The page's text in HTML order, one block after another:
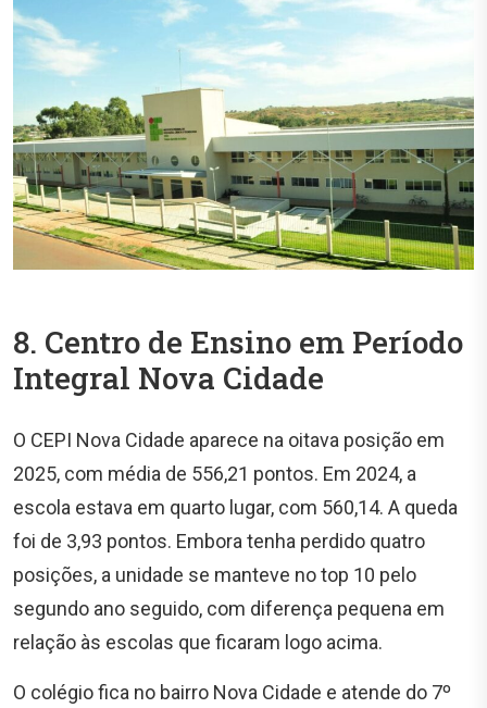
8. Centro de Ensino em Período
Integral Nova Cidade
O CEPI Nova Cidade aparece na oitava posição em
2025, com média de 556,21 pontos. Em 2024, a
escola estava em quarto lugar, com 560,14. A queda
foi de 3,93 pontos. Embora tenha perdido quatro
posições, a unidade se manteve no top 10 pelo
segundo ano seguido, com diferença pequena em
relação às escolas que ficaram logo acima.
O colégio fica no bairro Nova Cidade e atende do 7º